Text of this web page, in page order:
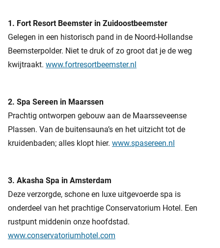
1. Fort Resort Beemster in Zuidoostbeemster
Gelegen in een historisch pand in de Noord-Hollandse
Beemsterpolder. Niet te druk of zo groot dat je de weg
kwijtraakt. www.fortresortbeemster.nl
2. Spa Sereen in Maarssen
Prachtig ontworpen gebouw aan de Maarsseveense
Plassen. Van de buitensauna’s en het uitzicht tot de
kruidenbaden; alles klopt hier. www.spasereen.nl
3. Akasha Spa in Amsterdam
Deze verzorgde, schone en luxe uitgevoerde spa is
onderdeel van het prachtige Conservatorium Hotel. Een
rustpunt middenin onze hoofdstad.
www.conservatoriumhotel.com